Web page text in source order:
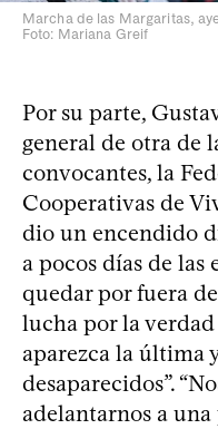
Marcha de las Margaritas,
Foto: Mariana Greif
Por su parte,
general de otra de
convocantes, la
Cooperativas de
dio un encendido
a pocos días de las
quedar por fuera
lucha por la
aparezca la última
desaparecidos”.
adelantarnos a